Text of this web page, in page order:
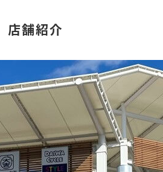
店舗紹介